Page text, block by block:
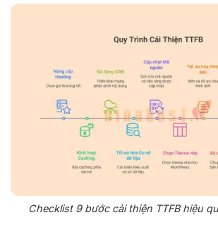
Checklist 9 bước cải thiện TTFB hiệu